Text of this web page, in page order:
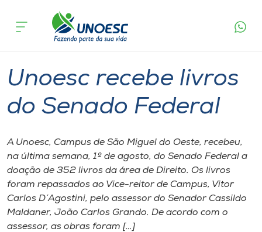
Cursos
Pesquisa
Portal de Ensino
A
acontece
Unoesc recebe livros
do Senado Federal
A Unoesc, Campus de São Miguel do Oeste, recebeu,
na última semana, 1º de agosto, do Senado Federal a
doação de 352 livros da área de Direito. Os livros
foram repassados ao Vice-reitor de Campus, Vitor
Carlos D´Agostini, pelo assessor do Senador Cassildo
Maldaner, João Carlos Grando. De acordo com o
assessor, as obras foram […]